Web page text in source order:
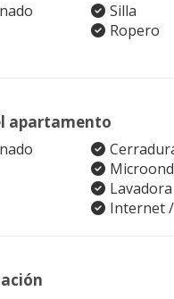
Silla
Ropero
apartamento
Lavadora
Internet